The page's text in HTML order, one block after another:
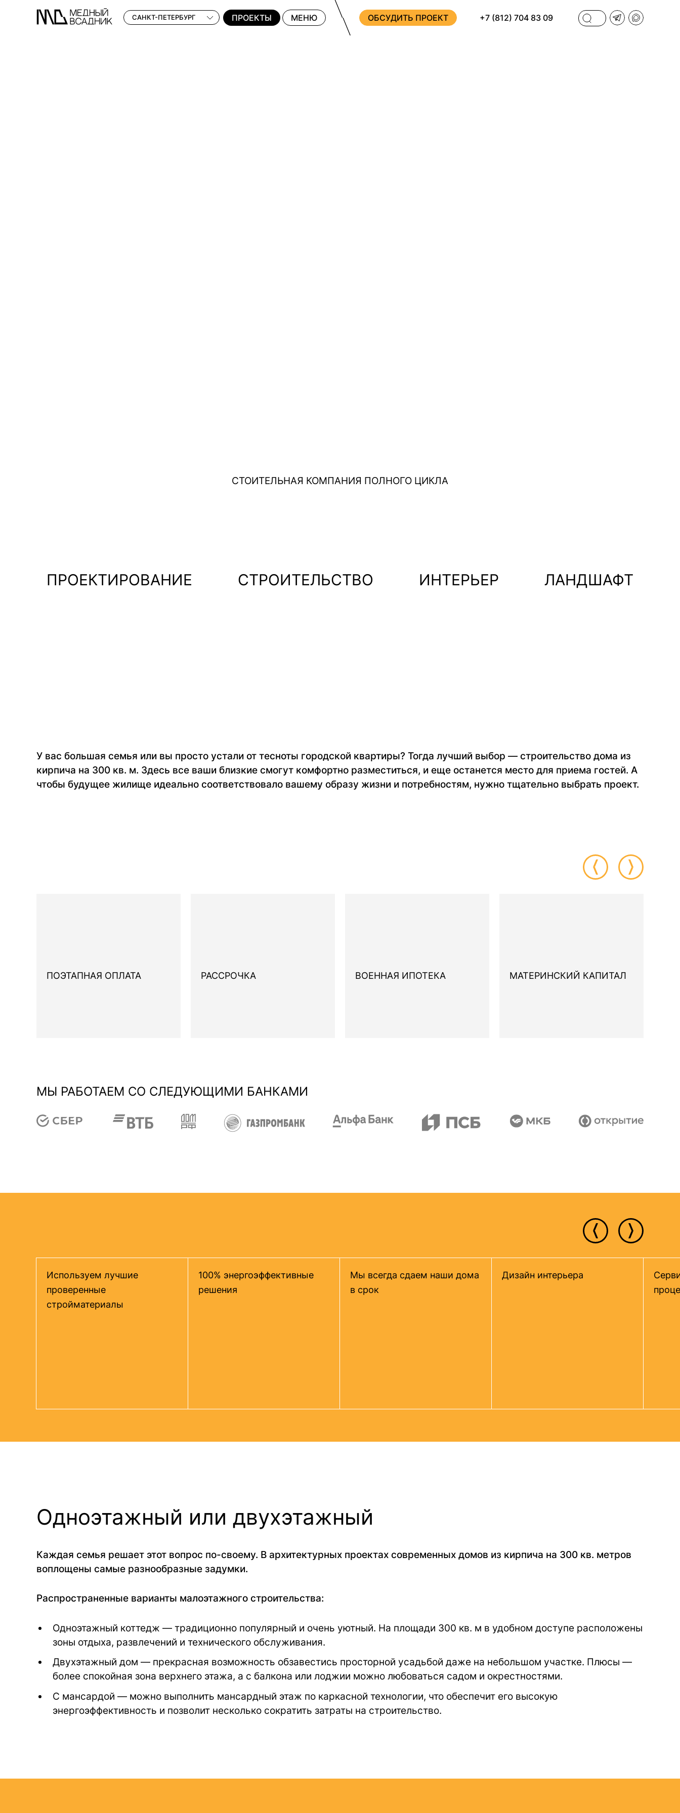
САНКТ-ПЕТЕРБУРГ ПРОЕКТЫ МЕНЮ ОБСУДИТЬ ПРОЕКТ +7 (812) 704 83 09
СТОИТЕЛЬНАЯ КОМПАНИЯ ПОЛНОГО ЦИКЛА
ПРОЕКТИРОВАНИЕ СТРОИТЕЛЬСТВО ИНТЕРЬЕР ЛАНДШАФТ
У вас большая семья или вы просто устали от тесноты городской квартиры? Тогда лучший выбор — строительство дома из
кирпича на 300 кв. м. Здесь все ваши близкие смогут комфортно разместиться, и еще останется место для приема гостей. А
чтобы будущее жилище идеально соответствовало вашему образу жизни и потребностям, нужно тщательно выбрать проект.
ПОЭТАПНАЯ ОПЛАТА РАССРОЧКА ВОЕННАЯ ИПОТЕКА МАТЕРИНСКИЙ КАПИТАЛ
МЫ РАБОТАЕМ СО СЛЕДУЮЩИМИ БАНКАМИ
Используем лучшие
проверенные
стройматериалы
100% энергоэффективные
решения
Мы всегда сдаем наши дома
в срок
Дизайн интерьера
Одноэтажный или двухэтажный
Каждая семья решает этот вопрос по-своему. В архитектурных проектах современных домов из кирпича на 300 кв. метров
воплощены самые разнообразные задумки.
Распространенные варианты малоэтажного строительства:
Одноэтажный коттедж — традиционно популярный и очень уютный. На площади 300 кв. м в удобном доступе расположены
зоны отдыха, развлечений и технического обслуживания.
Двухэтажный дом — прекрасная возможность обзавестись просторной усадьбой даже на небольшом участке. Плюсы —
более спокойная зона верхнего этажа, а с балкона или лоджии можно любоваться садом и окрестностями.
С мансардой — можно выполнить мансардный этаж по каркасной технологии, что обеспечит его высокую
энергоэффективность и позволит несколько сократить затраты на строительство.